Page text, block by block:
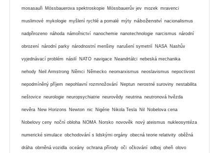
mosasauři Mössbauerova spektroskopie Mössbauerův jev mozek mravenci
muslimové mykologie myšlení rychlé a pomalé mýty náboženství nacionalismus
nadpřirozeno náhoda námořnictví nanochemie nanotechnologie narcismus národní
obrození národní parky národnostní menšiny narušení symetrií NASA Nashův
vyjednávací problém násilí NATO navigace Neandrtálci nebeská mechanika
nehody Neil Armstrong Němci Německo neomarxismus neoslavismus nepoctivost
nepodmíněný příjem nepohlavní rozmnožování Neptun nerostné suroviny nestabilita
neštovice neurologie neuropsychiatrie neurovědy neutrina neutronová hvězda
nevěra New Horizons Newton nic Nigérie Nikola Tesla Nil Nobelova cena
Nobelovy ceny noční obloha NOMA Norsko novověk nový ateismus nukleosyntéza
numerické simulace obchodování s lidskými orgány obecná teorie relativity oběžná
dráha obrněná vozidla oceány ochrana přírody oči očkování odboj oheň olovo